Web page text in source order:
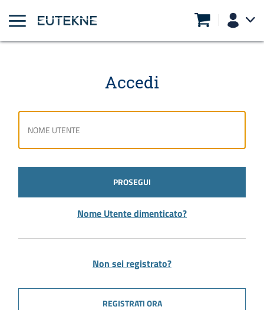
Accedi
PROSEGUI
Nome Utente dimenticato?
Non sei registrato?
REGISTRATI ORA